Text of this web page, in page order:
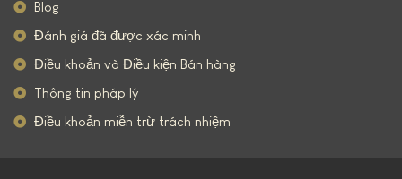
Blog
Đánh giá đã được xác minh
Điều khoản và Điều kiện Bán hàng
Thông tin pháp lý
Điều khoản miễn trừ trách nhiệm